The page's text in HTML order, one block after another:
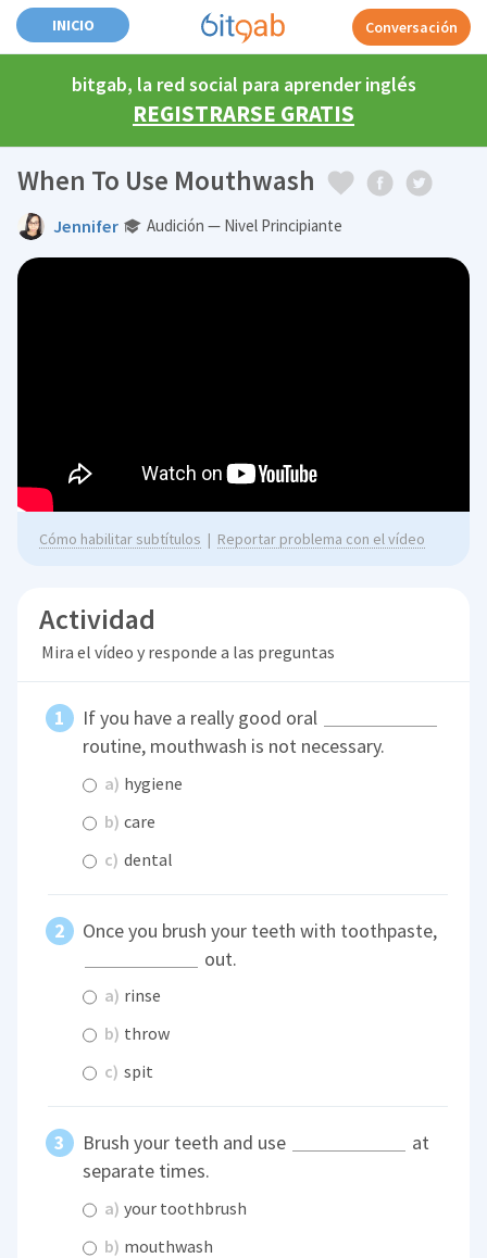
INICIO Conversación
bitgab, la red social para aprender inglés
REGISTRARSE GRATIS
When To Use Mouthwash
Jennifer Audición — Nivel Principiante
Cómo habilitar subtítulos | Reportar problema con el vídeo
Actividad
Mira el vídeo y responde a las preguntas
If you have a really good oral
routine, mouthwash is not necessary.
a) hygiene
b) care
c) dental
Once you brush your teeth with toothpaste,
out.
a) rinse
b) throw
c) spit
Brush your teeth and use
at
separate times.
a) your toothbrush
b) mouthwash